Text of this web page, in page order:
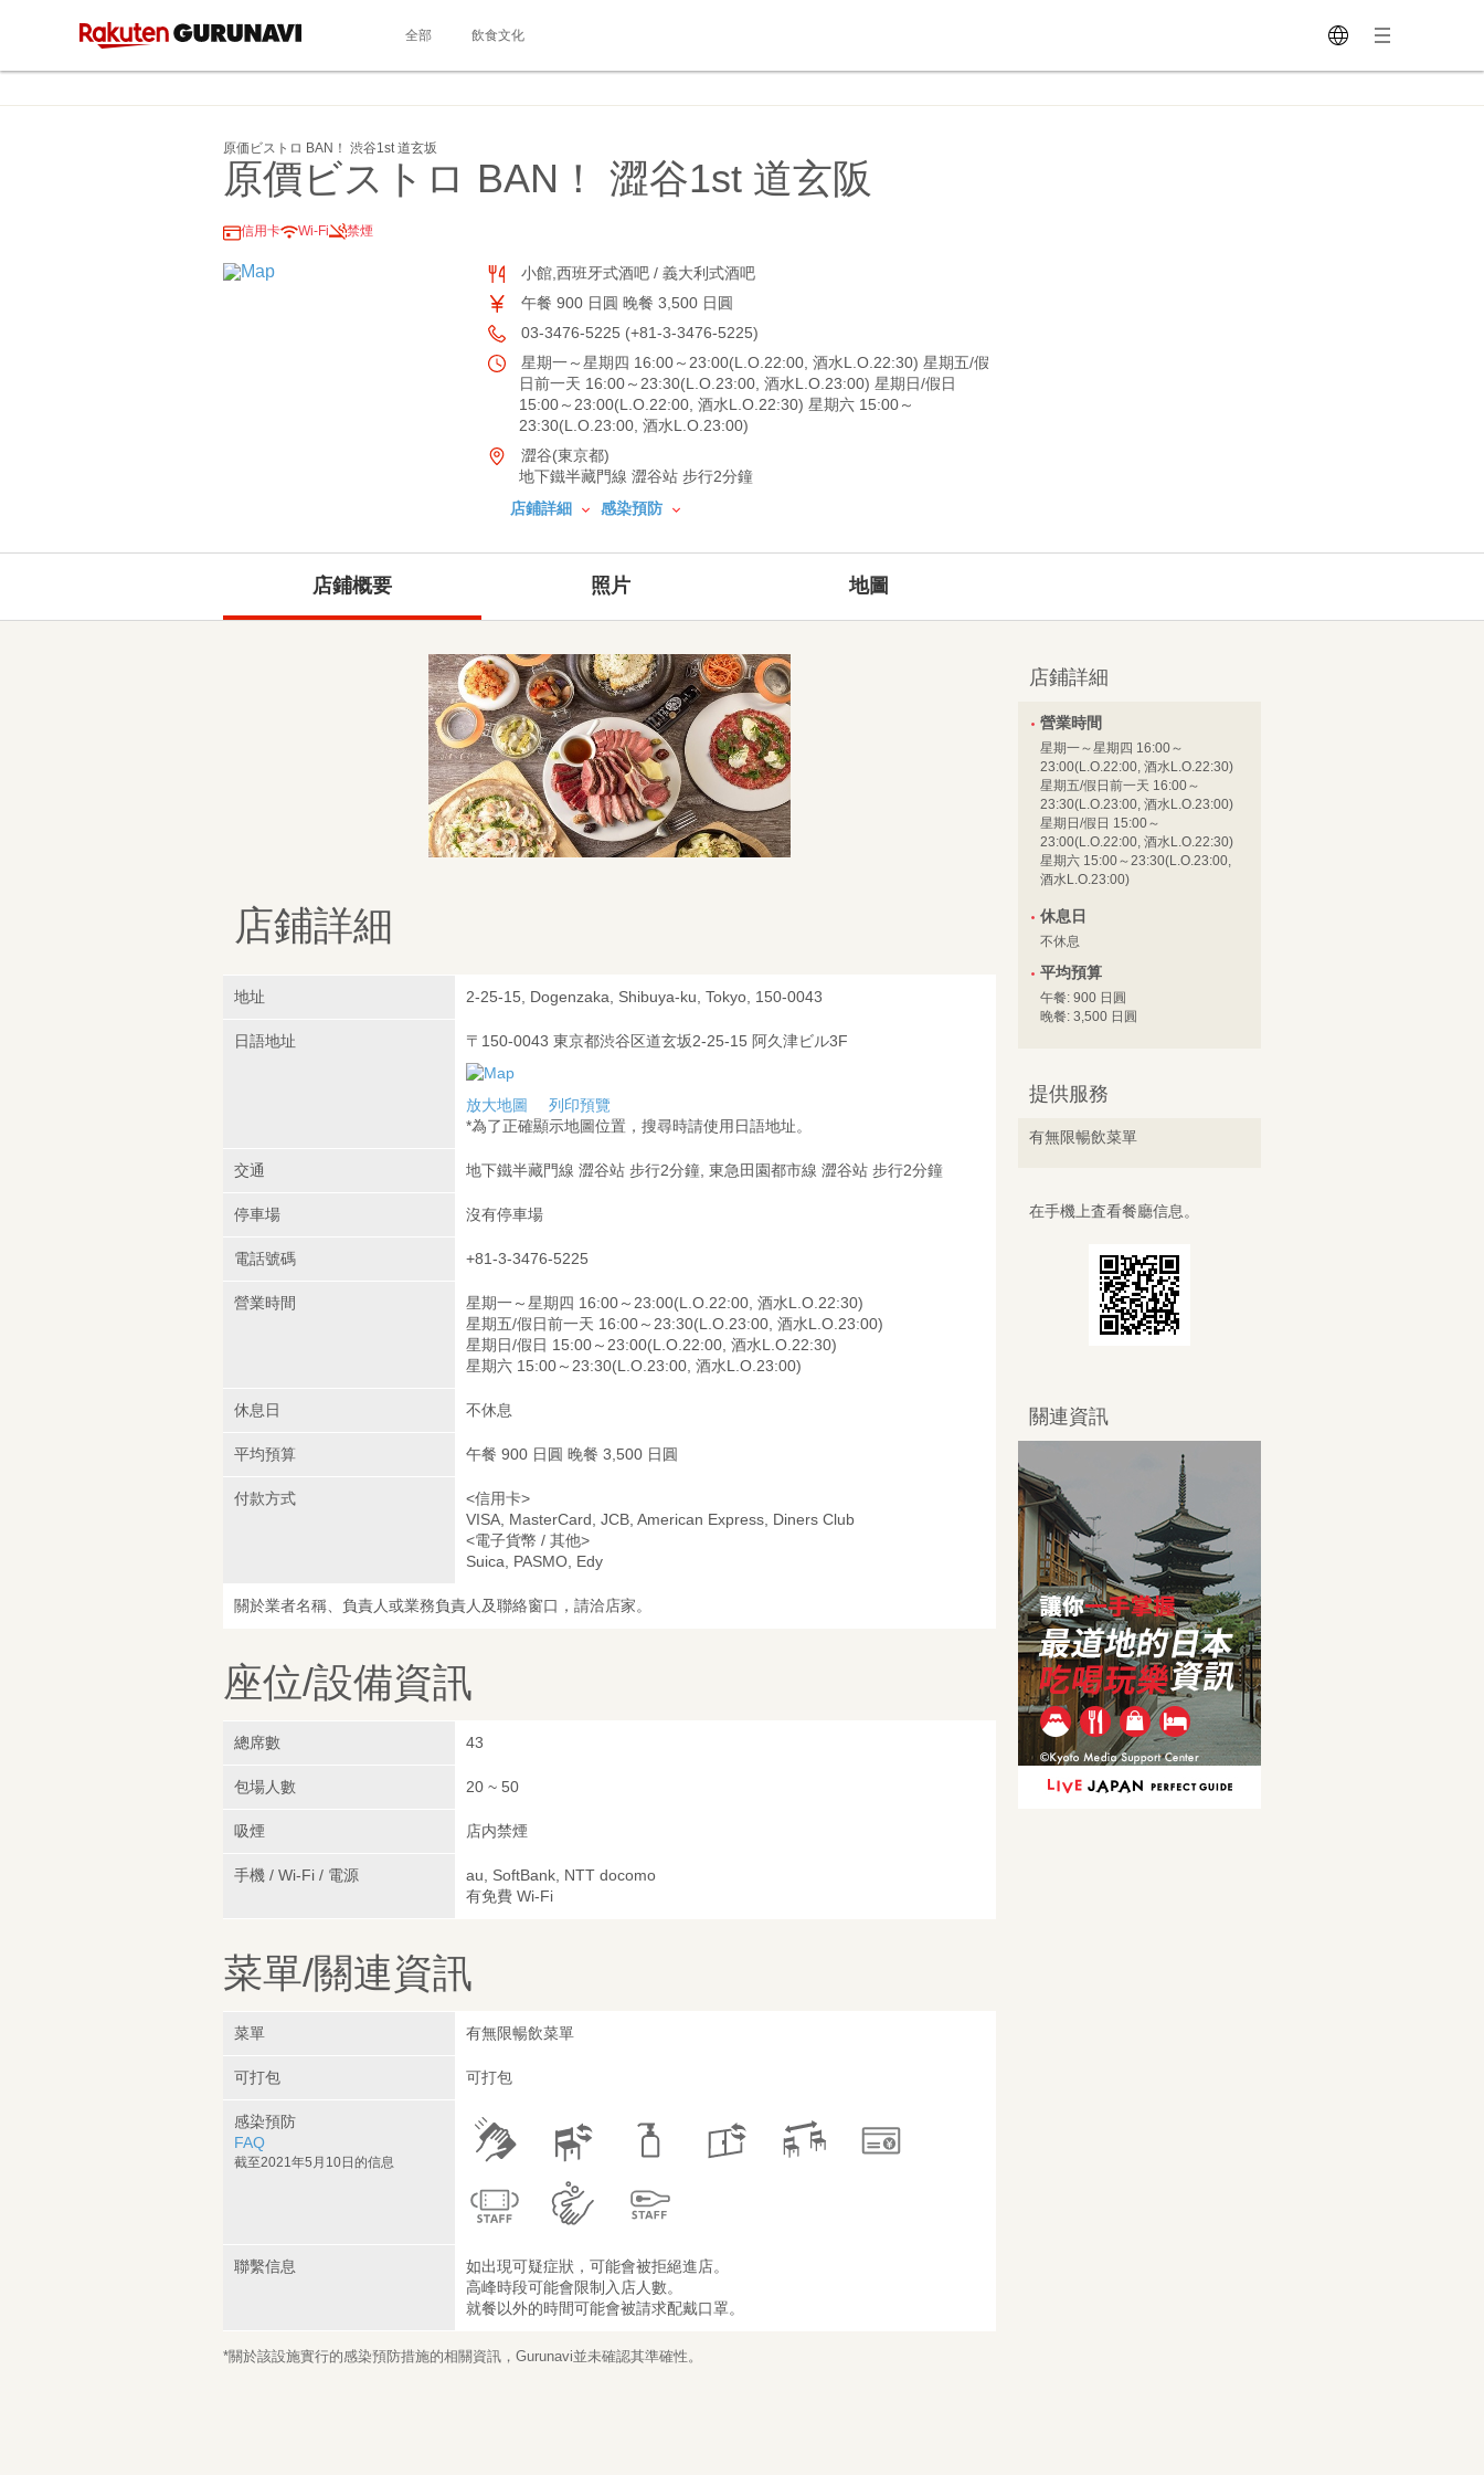
全部 飲食文化
原価ビストロ BAN！ 渋谷1st 道玄坂
原價ビストロ BAN！ 澀谷1st 道玄阪
信用卡 Wi-Fi 禁煙
小館,西班牙式酒吧 / 義大利式酒吧
午餐 900 日圓 晚餐 3,500 日圓
03-3476-5225 (+81-3-3476-5225)
星期一～星期四 16:00～23:00(L.O.22:00, 酒水L.O.22:30) 星期五/假
日前一天 16:00～23:30(L.O.23:00, 酒水L.O.23:00) 星期日/假日
15:00～23:00(L.O.22:00, 酒水L.O.22:30) 星期六 15:00～
23:30(L.O.23:00, 酒水L.O.23:00)
澀谷(東京都)
地下鐵半藏門線 澀谷站 步行2分鐘
店鋪詳細
感染預防
店鋪概要 照片 地圖
店鋪詳細
地址 2-25-15, Dogenzaka, Shibuya-ku, Tokyo, 150-0043
日語地址 〒150-0043 東京都渋谷区道玄坂2-25-15 阿久津ビル3F
放大地圖
列印預覽
*為了正確顯示地圖位置，搜尋時請使用日語地址。
交通 地下鐵半藏門線 澀谷站 步行2分鐘, 東急田園都市線 澀谷站 步行2分鐘
停車場 沒有停車場
電話號碼 +81-3-3476-5225
營業時間
星期一～星期四 16:00～23:00(L.O.22:00, 酒水L.O.22:30)
星期五/假日前一天 16:00～23:30(L.O.23:00, 酒水L.O.23:00)
星期日/假日 15:00～23:00(L.O.22:00, 酒水L.O.22:30)
星期六 15:00～23:30(L.O.23:00, 酒水L.O.23:00)
休息日 不休息
平均預算 午餐 900 日圓 晚餐 3,500 日圓
付款方式
<信用卡>
VISA, MasterCard, JCB, American Express, Diners Club
<電子貨幣 / 其他>
Suica, PASMO, Edy
關於業者名稱、負責人或業務負責人及聯絡窗口，請洽店家。
座位/設備資訊
總席數 43
包場人數 20 ~ 50
吸煙 店内禁煙
手機 / Wi-Fi / 電源
au, SoftBank, NTT docomo
有免費 Wi-Fi
菜單/關連資訊
菜單 有無限暢飲菜單
可打包 可打包
感染預防
FAQ
截至2021年5月10日的信息
聯繫信息
如出現可疑症狀，可能會被拒絕進店。
高峰時段可能會限制入店人數。
就餐以外的時間可能會被請求配戴口罩。
*關於該設施實行的感染預防措施的相關資訊，Gurunavi並未確認其準確性。
店鋪詳細
營業時間
星期一～星期四 16:00～
23:00(L.O.22:00, 酒水L.O.22:30)
星期五/假日前一天 16:00～
23:30(L.O.23:00, 酒水L.O.23:00)
星期日/假日 15:00～
23:00(L.O.22:00, 酒水L.O.22:30)
星期六 15:00～23:30(L.O.23:00,
酒水L.O.23:00)
休息日
不休息
平均預算
午餐: 900 日圓
晚餐: 3,500 日圓
提供服務
有無限暢飲菜單
在手機上査看餐廳信息。
關連資訊